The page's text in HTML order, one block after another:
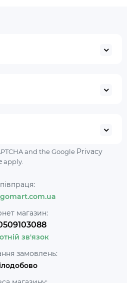
and the Google Privacy
apply.
магазин:
зв'язок
замовлень: